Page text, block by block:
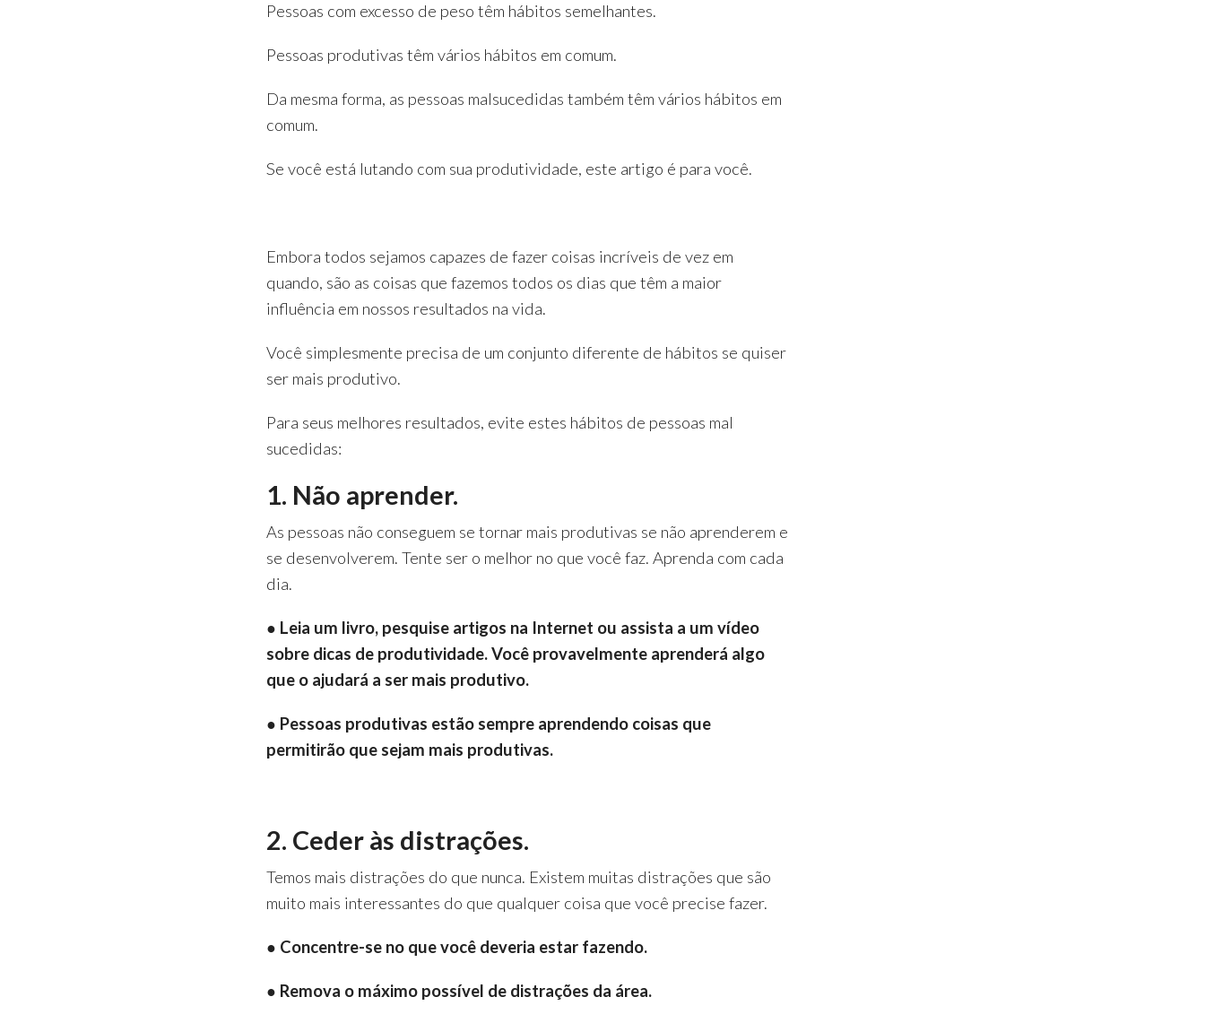
Pessoas com excesso de peso têm hábitos semelhantes.
Pessoas produtivas têm vários hábitos em comum.
Da mesma forma, as pessoas malsucedidas também têm vários hábitos em
comum.
Se você está lutando com sua produtividade, este artigo é para você.
Embora todos sejamos capazes de fazer coisas incríveis de vez em
quando, são as coisas que fazemos todos os dias que têm a maior
influência em nossos resultados na vida.
Você simplesmente precisa de um conjunto diferente de hábitos se quiser
ser mais produtivo.
Para seus melhores resultados, evite estes hábitos de pessoas mal
sucedidas:
1. Não aprender.
As pessoas não conseguem se tornar mais produtivas se não aprenderem e
se desenvolverem. Tente ser o melhor no que você faz. Aprenda com cada
dia.
● Leia um livro, pesquise artigos na Internet ou assista a um vídeo
sobre dicas de produtividade. Você provavelmente aprenderá algo
que o ajudará a ser mais produtivo.
● Pessoas produtivas estão sempre aprendendo coisas que
permitirão que sejam mais produtivas.
2. Ceder às distrações.
Temos mais distrações do que nunca. Existem muitas distrações que são
muito mais interessantes do que qualquer coisa que você precise fazer.
● Concentre-se no que você deveria estar fazendo.
● Remova o máximo possível de distrações da área.